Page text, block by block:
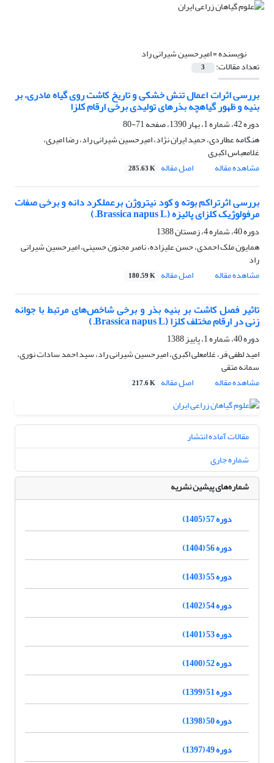
نویسنده =امیرحسین شیرانی راد
تعداد مقالات: 3
بررسی اثرات اعمال تنش خشکی و تاریخ کاشت روی گیاه مادری، بر
بنیه و ظهور گیاهچه بذرهای تولیدی برخی ارقام کلزا
دوره 42، شماره 1، بهار 1390، صفحه
71-80
هنگامه عطاردی، حمید ایران نژاد، امیرحسین شیرانی راد، رضا امیری،
غلامعباس اکبری
مشاهده مقاله
اصل مقاله 285.63 K
بررسی اثرتراکم بوته و کود نیتروژن برعملکرد دانه و برخی صفات
مرفولوژیک کلزای پائیزه (Brassica napus L.)
دوره 40، شماره 4، زمستان 1388
همایون ملک احمدی، حسن علیزاده، ناصر مجنون حسینی، امیرحسین شیرانی
راد
مشاهده مقاله
اصل مقاله 180.59 K
تاثیر فصل کاشت بر بنیه بذر و برخی شاخص‌های مرتبط با جوانه
زنی در ارقام مختلف کلزا (Brassica napus L.)
دوره 40، شماره 1، پاییز 1388
امید لطفی فر، غلامعلی اکبری، امیرحسین شیرانی راد، سید احمد سادات نوری،
سمانه متقی
مشاهده مقاله
اصل مقاله 217.6 K
مقالات آماده انتشار
شماره جاری
شماره‌های پیشین نشریه
دوره 57 (1405)
دوره 56 (1404)
دوره 55 (1403)
دوره 54 (1402)
دوره 53 (1401)
دوره 52 (1400)
دوره 51 (1399)
دوره 50 (1398)
دوره 49 (1397)